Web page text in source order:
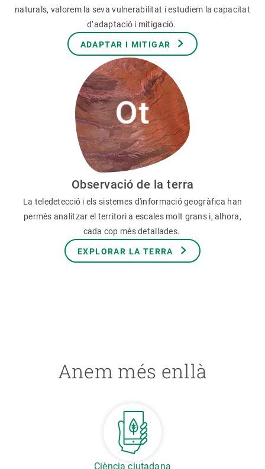
naturals, valorem la seva vulnerabilitat i estudiem la capacitat
d’adaptació i mitigació.
ADAPTAR I MITIGAR
Observació de la terra
La teledetecció i els sistemes d'informació geogràfica han
permès analitzar el territori a escales molt grans i, alhora,
cada cop més detallades.
EXPLORAR LA TERRA
Anem més enllà
Ciència ciutadana